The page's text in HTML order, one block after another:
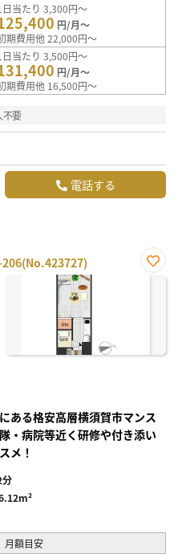
日当たり 3,300円～
円/月～
期費用他 22,000円～
日当たり 3,500円～
円/月～
期費用他 16,500円～
不要
電話する
206(No.423727)
お気
ある格安高層横須賀市マンス
・病院等近く研修や付き添い
メ！
分
月額目安